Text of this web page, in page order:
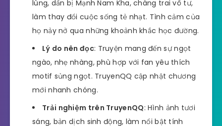
lùng, dần bị Mạnh Nam Kha, chàng trai vô tư,
làm thay đổi cuộc sống tẻ nhạt. Tình cảm của
họ nảy nở qua những khoảnh khắc học đường.
Lý do nên đọc: Truyện mang đến sự ngọt
ngào, nhẹ nhàng, phù hợp với fan yêu thích
motif sủng ngọt. TruyenQQ cập nhật chương
mới nhanh chóng.
Trải nghiệm trên TruyenQQ: Hình ảnh tươi
sáng, bản dịch sinh động, làm nổi bật tính